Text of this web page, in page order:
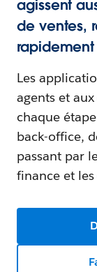
agissent
de ventes,
Les
agents et
chaque
back-office,
passant par
finance et